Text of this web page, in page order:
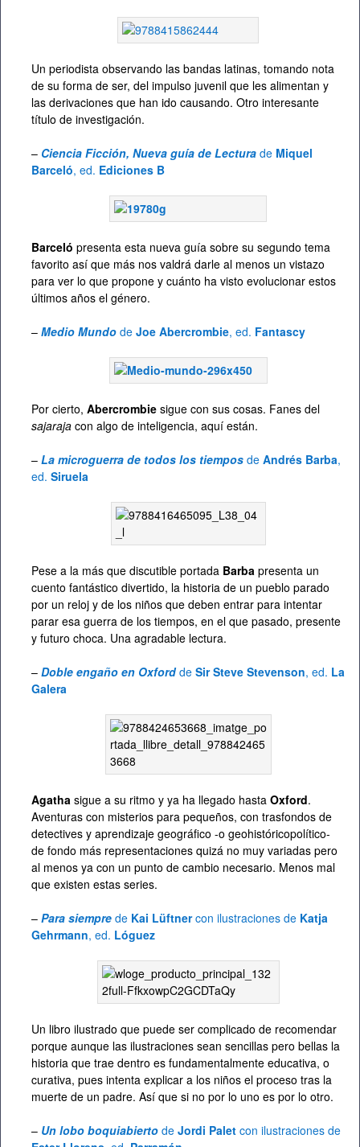
Un periodista observando las bandas latinas, tomando nota
de su forma de ser, del impulso juvenil que les alimentan y
las derivaciones que han ido causando. Otro interesante
título de investigación.
– Ciencia Ficción, Nueva guía de Lectura de Miquel
Barceló, ed. Ediciones B
Barceló presenta esta nueva guía sobre su segundo tema
favorito así que más nos valdrá darle al menos un vistazo
para ver lo que propone y cuánto ha visto evolucionar estos
últimos años el género.
– Medio Mundo de Joe Abercrombie, ed. Fantascy
Por cierto, Abercrombie sigue con sus cosas. Fanes del
sajaraja con algo de inteligencia, aquí están.
– La microguerra de todos los tiempos de Andrés Barba,
ed. Siruela
Pese a la más que discutible portada Barba presenta un
cuento fantástico divertido, la historia de un pueblo parado
por un reloj y de los niños que deben entrar para intentar
parar esa guerra de los tiempos, en el que pasado, presente
y futuro choca. Una agradable lectura.
– Doble engaño en Oxfordde Sir Steve Stevenson, ed. La
Galera
Agatha sigue a su ritmo y ya ha llegado hasta Oxford.
Aventuras con misterios para pequeños, con trasfondos de
detectives y aprendizaje geográfico -o geohistóricopolítico-
de fondo más representaciones quizá no muy variadas pero
al menos ya con un punto de cambio necesario. Menos mal
que existen estas series.
– Para siempre de Kai Lüftnercon ilustraciones de Katja
Gehrmann, ed. Lóguez
Un libro ilustrado que puede ser complicado de recomendar
porque aunque las ilustraciones sean sencillas pero bellas la
historia que trae dentro es fundamentalmente educativa, o
curativa, pues intenta explicar a los niños el proceso tras la
muerte de un padre. Así que si no por lo uno es por lo otro.
– Un lobo boquiabierto de Jordi Palet con ilustraciones de